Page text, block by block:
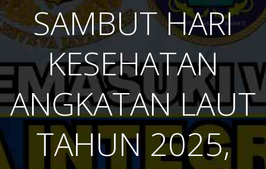
SAMBUT HARI
KESEHATAN
ANGKATAN LAUT
TAHUN 2025,